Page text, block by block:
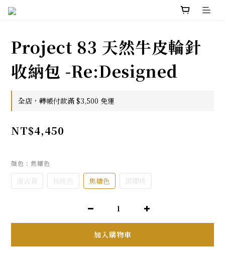
Project 83 天然牛皮輪針
收納包 -Re:Designed
全店，轉帳付款滿 $3,500 免運
NT$4,450
顏色 : 焦糖色
復古黃 核桃色 焦糖色 黑櫻桃
加入購物車